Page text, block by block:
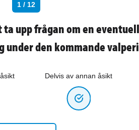
1 / 12
ta upp frågan om en eventuell
under den kommande
Delvis av annan åsikt